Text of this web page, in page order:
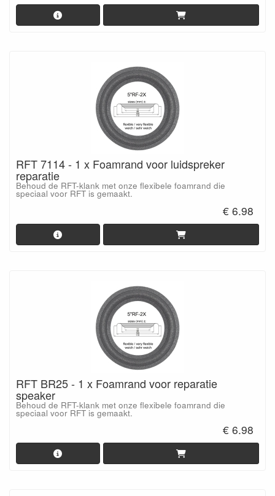
RFT 7114 - 1 x Foamrand voor luidspreker
reparatie
Behoud de RFT-klank met onze flexibele foamrand die
speciaal voor RFT is gemaakt.
€ 6.98
RFT BR25 - 1 x Foamrand voor reparatie
speaker
Behoud de RFT-klank met onze flexibele foamrand die
speciaal voor RFT is gemaakt.
€ 6.98